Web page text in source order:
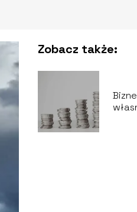
Zobacz także: